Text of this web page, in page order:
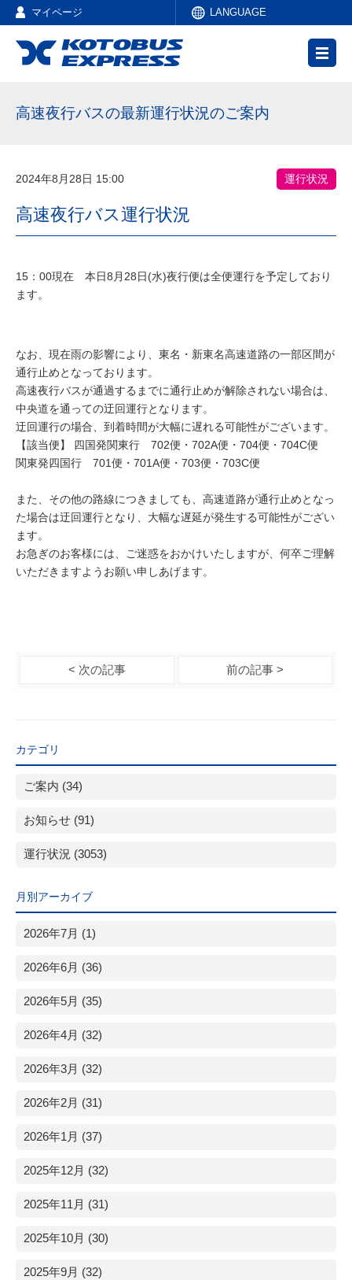
LANGUAGE
マイページ
高速夜行バスの最新運行状況のご案内
2024年8月28日 15:00 運行状況
高速夜行バス運行状況
15：00現在 本日8月28日(水)夜行便は全便運行を予定しており
ます。
なお、現在雨の影響により、東名・新東名高速道路の一部区間が
通行止めとなっております。
高速夜行バスが通過するまでに通行止めが解除されない場合は、
中央道を通っての迂回運行となります。
迂回運行の場合、到着時間が大幅に遅れる可能性がございます。
【該当便】 四国発関東行 702便・702A便・704便・704C便
関東発四国行 701便・701A便・703便・703C便
また、その他の路線につきましても、高速道路が通行止めとなっ
た場合は迂回運行となり、大幅な遅延が発生する可能性がござい
ます。
お急ぎのお客様には、ご迷惑をおかけいたしますが、何卒ご理解
いただきますようお願い申しあげます。
前の記事 >
< 次の記事
カテゴリ
ご案内 (34)
お知らせ (91)
運行状況 (3053)
月別アーカイブ
2026年7月 (1)
2026年6月 (36)
2026年5月 (35)
2026年4月 (32)
2026年3月 (32)
2026年2月 (31)
2026年1月 (37)
2025年12月 (32)
2025年11月 (31)
2025年10月 (30)
2025年9月 (32)